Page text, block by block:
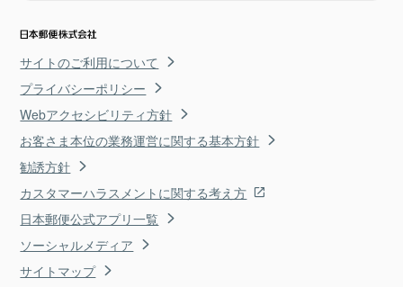
サイトのご利用について
プライバシーポリシー
Webアクセシビリティ方針
お客さま本位の業務運営に関する基本方針
勧誘方針
カスタマーハラスメントに関する考え方
日本郵便公式アプリ一覧
ソーシャルメディア
サイトマップ